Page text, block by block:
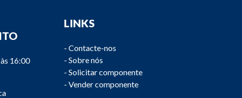
16:00
LINKS
- Contacte-nos
- Sobre nós
- Solicitar componente
- Vender componente